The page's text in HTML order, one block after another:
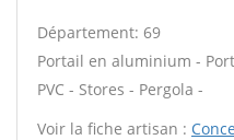
Département: 69
Portail en aluminium -
PVC - Stores - Pergola -
Voir la fiche artisan :